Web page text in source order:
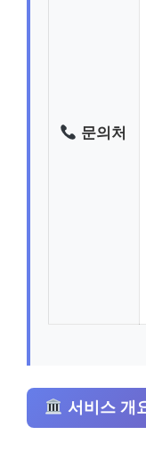
문의처
서비스 개